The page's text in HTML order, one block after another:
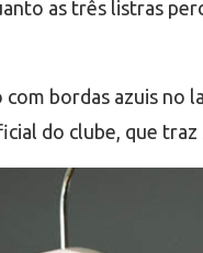
as três listras
com bordas azuis
do clube, que traz